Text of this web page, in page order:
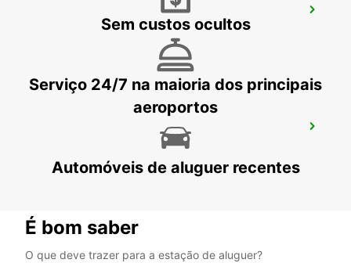
LINGEN - GERMANY
AEROPORTO DE BREMEN
Sem custos ocultos
Serviço 24/7 na maioria dos principais
aeroportos
Automóveis de aluguer recentes
É bom saber
O que deve trazer para a estação de aluguer?